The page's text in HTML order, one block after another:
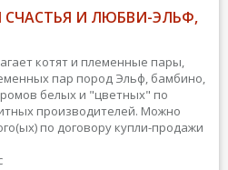
И ЛЮБВИ-ЭЛЬФ,
котят и племенные пары,
пар пород Эльф, бамбино,
белых и "цветных" по
производителей. Можно
по договору купли-продажи